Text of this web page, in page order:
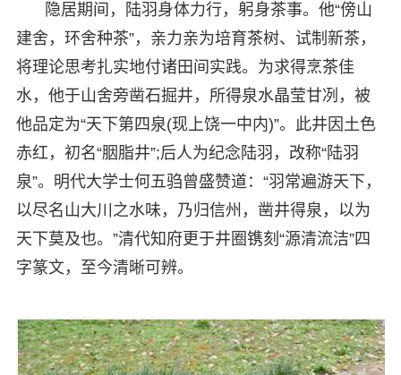
隐居期间，陆羽身体力行，躬身茶事。他“傍山
建舍，环舍种茶”，亲力亲为培育茶树、试制新茶，
将理论思考扎实地付诸田间实践。为求得烹茶佳
水，他于山舍旁凿石掘井，所得泉水晶莹甘冽，被
他品定为“天下第四泉(现上饶一中内)”。此井因土色
赤红，初名“胭脂井”;后人为纪念陆羽，改称“陆羽
泉”。明代大学士何五驺曾盛赞道：“羽常遍游天下，
以尽名山大川之水味，乃归信州，凿井得泉，以为
天下莫及也。”清代知府更于井圈镌刻“源清流洁”四
字篆文，至今清晰可辨。